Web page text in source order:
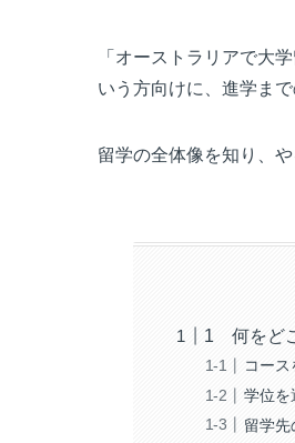
「オーストラリアで大
いう方向けに、進学ま
留学の全体像を知り、
1 何をど
コー
学位を
留学先